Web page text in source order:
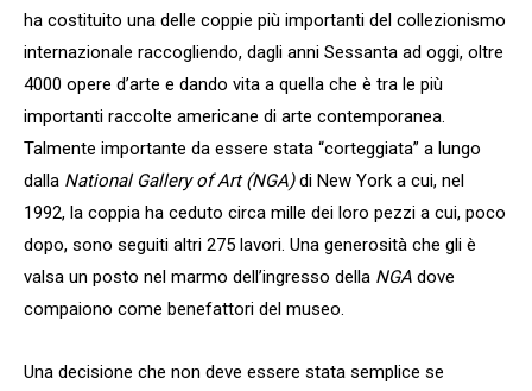
ha costituito una delle coppie più importanti del collezionismo
internazionale raccogliendo, dagli anni Sessanta ad oggi, oltre
4000 opere d’arte e dando vita a quella che è tra le più
importanti raccolte americane di arte contemporanea.
Talmente importante da essere stata “corteggiata” a lungo
dalla National Gallery of Art (NGA)di New York a cui, nel
1992, la coppia ha ceduto circa mille dei loro pezzi a cui, poco
dopo, sono seguiti altri 275 lavori. Una generosità che gli è
valsa un posto nel marmo dell’ingresso della NGA dove
compaiono come benefattori del museo.
Una decisione che non deve essere stata semplice se